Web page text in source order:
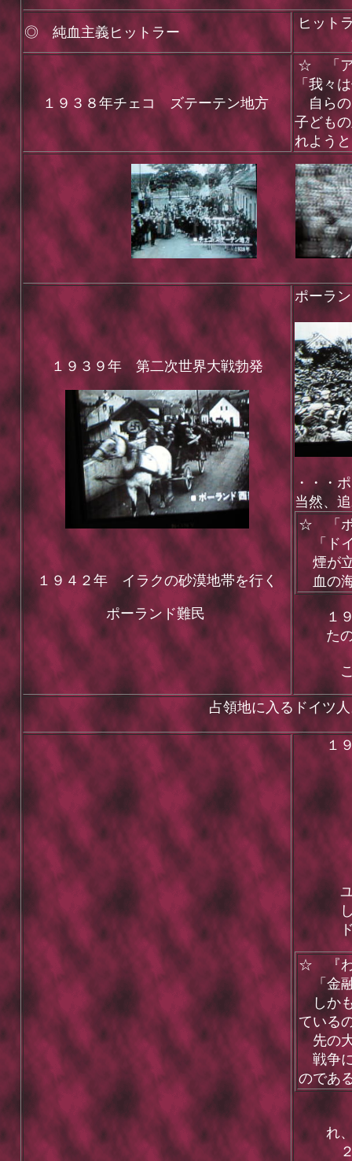
◎ 純血主義ヒットラー
ヒット
一民
１９３８年チェコ ズテーテン地方
☆ 「ア
「我々
自らの
子ども
れよう
１９３９年 第二次世界大戦勃発
１９４２年 イラクの砂漠地帯を行く
ポーランド難民
ポーラ
・・・
当然、
☆ 「ポ
「ド
煙が
血の
１
た
こ
占領地に入るドイツ
１
我
ユ
し
ド
☆ 『わ
「金
しか
ている
先の大
戦争
のであ
れ
２